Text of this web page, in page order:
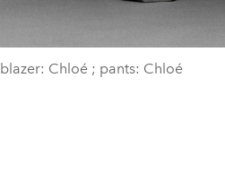
blazer: Chloé ; pants: Chloé